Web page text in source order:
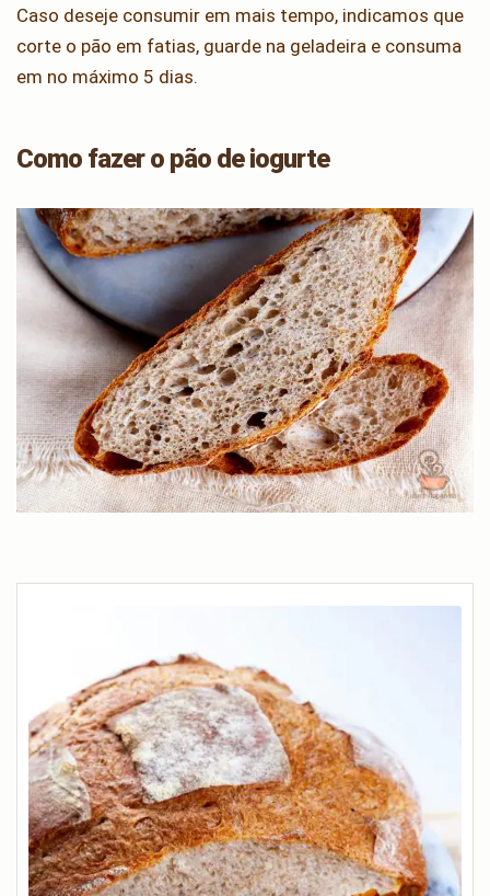
Caso deseje consumir em mais tempo, indicamos que
corte o pão em fatias, guarde na geladeira e consuma
em no máximo 5 dias.
Como fazer o pão de iogurte